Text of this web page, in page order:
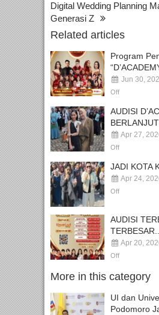
Digital Wedding Planning
Generasi Z
Related articles
Program
Jun 30,
Off
AUDISI
BERLANJUT
Apr 27,
Off
JADI KOTA
Apr 24,
Off
AUDISI
TERBESAR...
Apr 20,
Off
More in this category
UI dan
Podomoro